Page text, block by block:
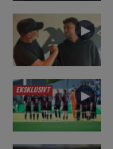
►
EKSKLUSIVT ►